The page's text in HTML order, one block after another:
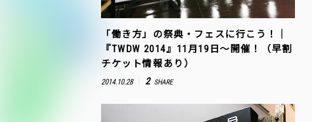
「働き方」の祭典・フェスに行こう！｜
『TWDW 2014』11月19日～開催！（早割
チケット情報あり）
2014.10.28 2 SHARE